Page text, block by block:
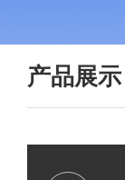
产品展示